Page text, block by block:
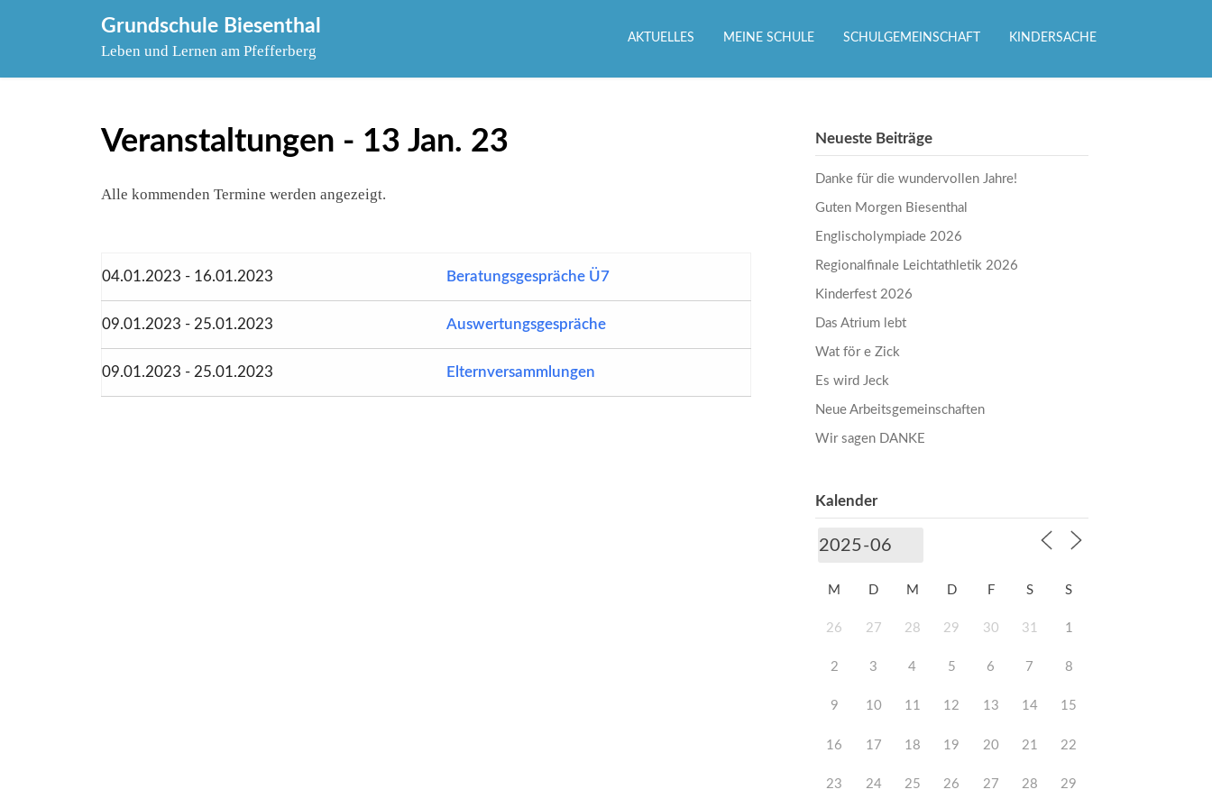
Grundschule Biesenthal
Leben und Lernen am Pfefferberg
AKTUELLES MEINE SCHULE SCHULGEMEINSCHAFT KINDERSACHE
Veranstaltungen - 13 Jan. 23
Alle kommenden Termine werden angezeigt.
04.01.2023 - 16.01.2023 Beratungsgespräche Ü7
09.01.2023 - 25.01.2023 Auswertungsgespräche
09.01.2023 - 25.01.2023 Elternversammlungen
Neueste Beiträge
Danke für die wundervollen Jahre!
Guten Morgen Biesenthal
Englischolympiade 2026
Regionalfinale Leichtathletik 2026
Kinderfest 2026
Das Atrium lebt
Wat för e Zick
Es wird Jeck
Neue Arbeitsgemeinschaften
Wir sagen DANKE
Kalender
M D M D F S S
26 27 28 29 30 31 1
2 3 4 5 6 7 8
9 10 11 12 13 14 15
16 17 18 19 20 21 22
23 24 25 26 27 28 29